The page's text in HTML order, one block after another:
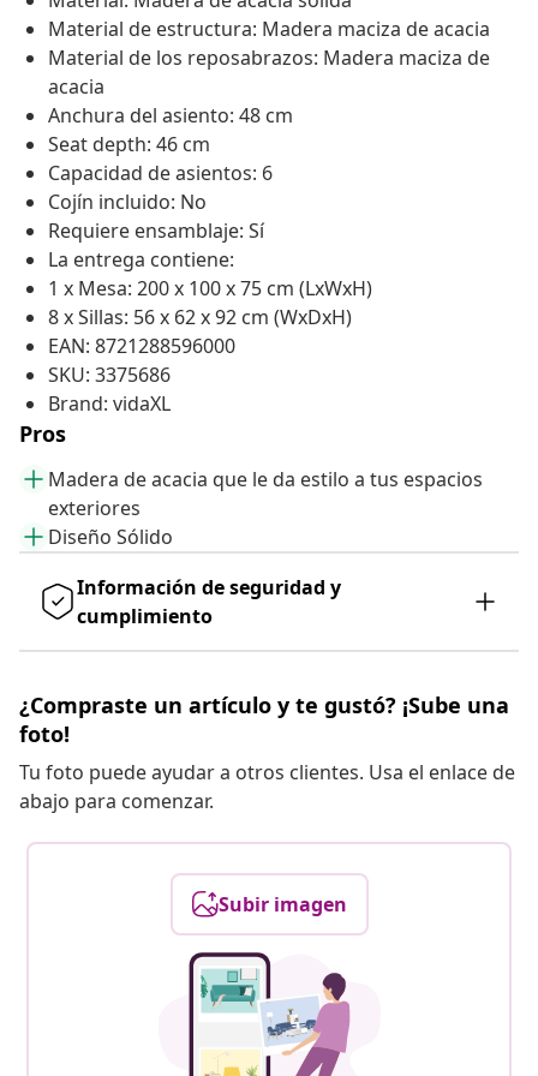
Material de estructura: Madera maciza de acacia
Material de los reposabrazos: Madera maciza de
acacia
Anchura del asiento: 48 cm
Seat depth: 46 cm
Capacidad de asientos: 6
Cojín incluido: No
Requiere ensamblaje: Sí
La entrega contiene:
1 x Mesa: 200 x 100 x 75 cm (LxWxH)
8 x Sillas: 56 x 62 x 92 cm (WxDxH)
EAN: 8721288596000
SKU: 3375686
Brand: vidaXL
Pros
Madera de acacia que le da estilo a tus espacios
exteriores
Diseño Sólido
Información de seguridad y
cumplimiento
¿Compraste un artículo y te gustó? ¡Sube una
foto!
Tu foto puede ayudar a otros clientes. Usa el enlace de
abajo para comenzar.
Subir imagen